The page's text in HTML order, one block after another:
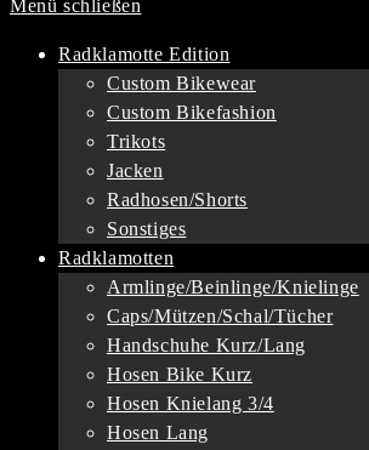
Menü schließen
Radklamotte Edition
Custom Bikewear
Custom Bikefashion
Trikots
Jacken
Radhosen/Shorts
Sonstiges
Radklamotten
Armlinge/Beinlinge/Knielinge
Caps/Mützen/Schal/Tücher
Handschuhe Kurz/Lang
Hosen Bike Kurz
Hosen Knielang 3/4
Hosen Lang